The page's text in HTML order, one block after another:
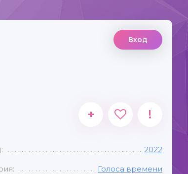
Вход
+ !
2022
Голоса времени